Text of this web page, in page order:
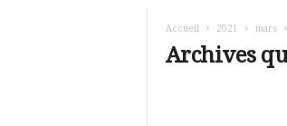
i
Accueil 2021 mars
Archives